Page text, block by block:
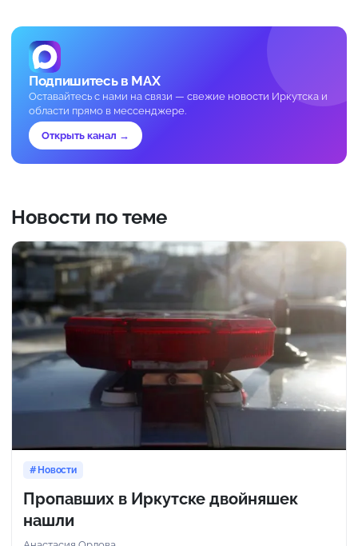
Подпишитесь в MAX
Оставайтесь с нами на связи — свежие новости Иркутска и
области прямо в мессенджере.
Открыть канал →
Новости по теме
Новости
Пропавших в Иркутске двойняшек
нашли